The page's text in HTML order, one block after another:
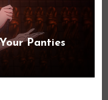
Panties